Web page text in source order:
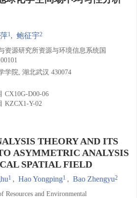
1, 鲍征宇2
资源研究所资源与环境信息系统国
学院, 湖北武汉 430074
CX10G-D00-06
KZCX1-Y-02
THEORY AND ITS
ASYMMETRIC ANALYSIS
SPATIAL FIELD
1 , Hao Yongping1 , Bao Zhengyu2
Resources and Environmental